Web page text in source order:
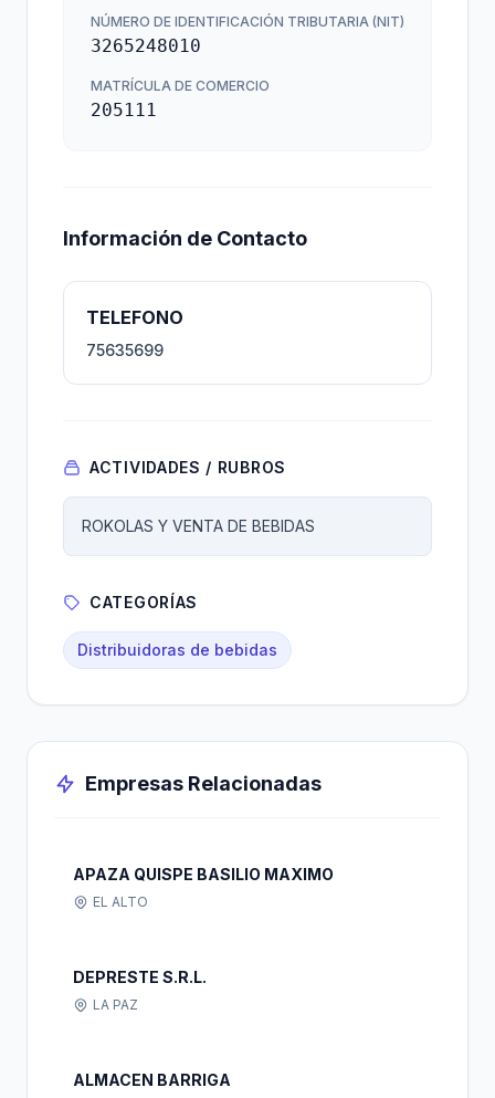
NÚMERO DE IDENTIFICACIÓN TRIBUTARIA (NIT)
3265248010
MATRÍCULA DE COMERCIO
205111
Información de Contacto
TELEFONO
75635699
ACTIVIDADES / RUBROS
ROKOLAS Y VENTA DE BEBIDAS
CATEGORÍAS
Distribuidoras de bebidas
Empresas Relacionadas
APAZA QUISPE BASILIO MAXIMO
EL ALTO
DEPRESTE S.R.L.
LA PAZ
ALMACEN BARRIGA